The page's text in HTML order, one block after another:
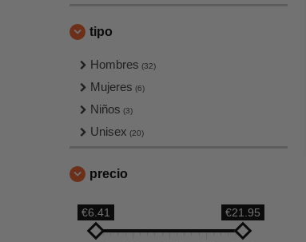
tipo
Hombres (32)
Mujeres (6)
Niños (3)
Unisex (20)
precio
€6.41 €21.95